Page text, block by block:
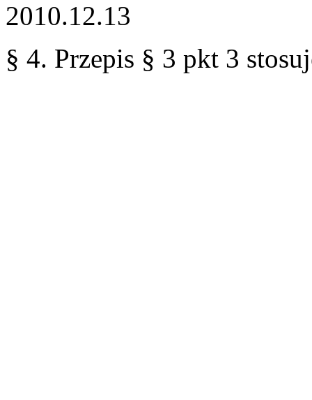
2010.12.13
§ 4. Przepis § 3 pkt 3